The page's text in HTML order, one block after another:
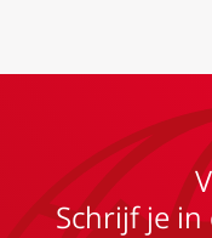
Schrijf je